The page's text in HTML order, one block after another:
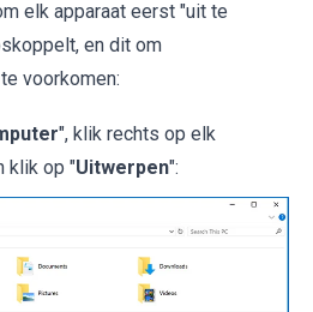
elk apparaat eerst "uit te
en dit om
voorkomen:
", klik rechts op elk
klik op "Uitwerpen":